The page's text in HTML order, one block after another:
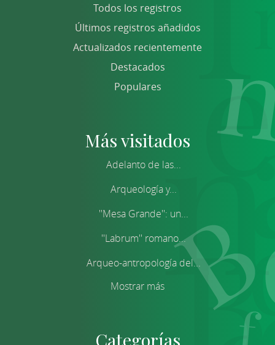
Todos los registros
Últimos registros añadidos
Actualizados recientemente
Destacados
Populares
Más visitados
Adelanto de las...
Arqueología y...
''Mesa Grande'': un...
''Labrum'' romano...
Arqueo-antropología del...
Mostrar más
Categorías